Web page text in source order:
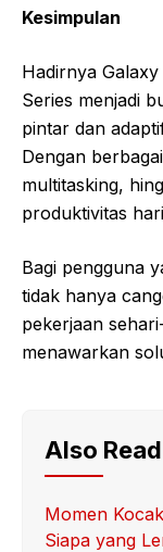
Kesimpulan
Hadirnya
Series menjadi
pintar dan
Dengan
multitasking,
produktivitas
Bagi pengguna
tidak hanya
pekerjaan
menawarkan
Also Read
Momen
Siapa yang